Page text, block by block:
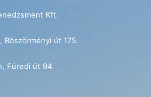
Kft.
Böszörményi út 175.
Füredi út 94.